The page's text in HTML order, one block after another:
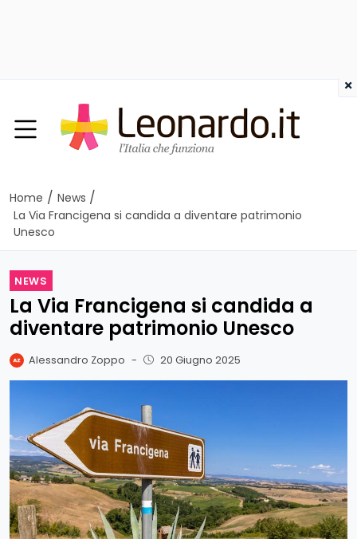
Home / News /
La Via Francigena si candida a diventare patrimonio
Unesco
NEWS
La Via Francigena si candida a
diventare patrimonio Unesco
Alessandro Zoppo - 20 Giugno 2025
×